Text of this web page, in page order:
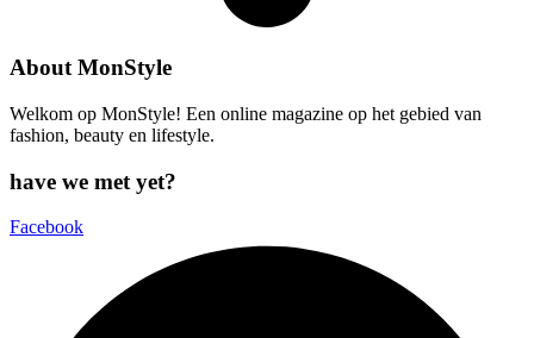
About MonStyle
Welkom op MonStyle! Een online magazine op het gebied van
fashion, beauty en lifestyle.
have we met yet?
Facebook